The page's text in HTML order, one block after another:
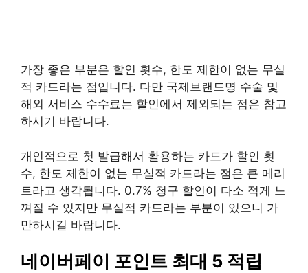
가장 좋은 부분은 할인 횟수, 한도 제한이 없는 무실
적 카드라는 점입니다. 다만 국제브랜드명 수술 및
해외 서비스 수수료는 할인에서 제외되는 점은 참고
하시기 바랍니다.
개인적으로 첫 발급해서 활용하는 카드가 할인 횟
수, 한도 제한이 없는 무실적 카드라는 점은 큰 메리
트라고 생각됩니다. 0.7% 청구 할인이 다소 적게 느
껴질 수 있지만 무실적 카드라는 부분이 있으니 가
만하시길 바랍니다.
네이버페이 포인트 최대 5 적립